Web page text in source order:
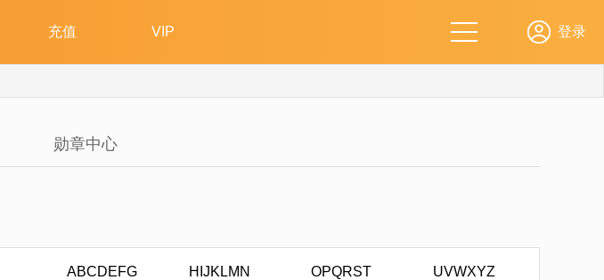
勋章中心
ABCDEFG HIJKLMN OPQRST
UVWXYZ